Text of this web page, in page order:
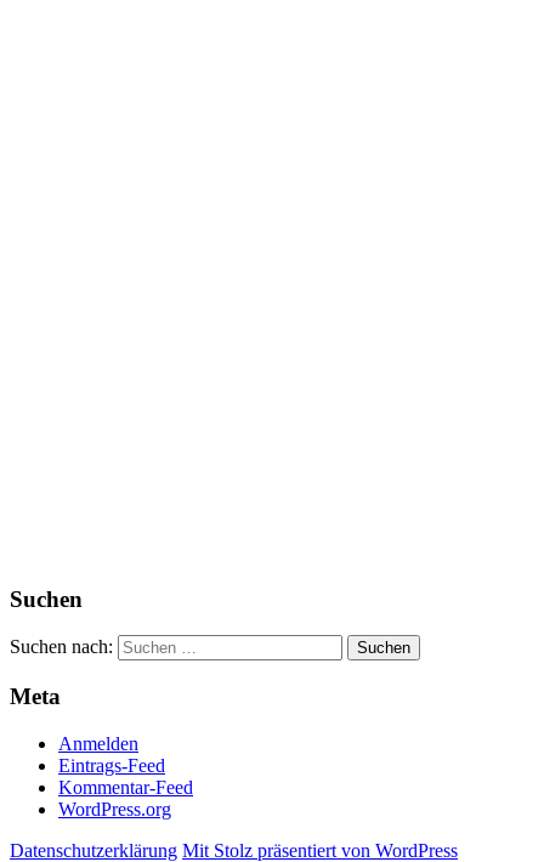
Suchen
Suchen nach:
Meta
Anmelden
Eintrags-Feed
Kommentar-Feed
WordPress.org
Datenschutzerklärung Mit Stolz präsentiert von WordPress